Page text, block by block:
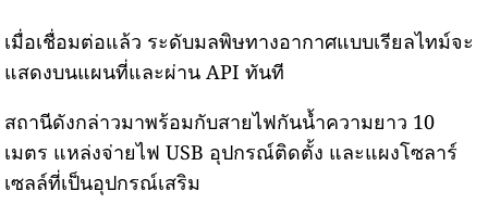
เมื่อเชื่อมต่อแล้ว ระดับมลพิษทางอากาศแบบเรียลไทม์จะ
แสดงบนแผนที่และผ่าน API ทันที
สถานีดังกล่าวมาพร้อมกับสายไฟกันน้ำความยาว 10
เมตร แหล่งจ่ายไฟ USB อุปกรณ์ติดตั้ง และแผงโซลาร์
เซลล์ที่เป็นอุปกรณ์เสริม